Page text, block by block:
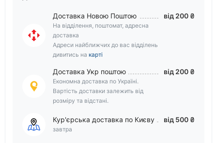
Доставка Новою Поштою
На відділення, поштомат, адресна
доставка
Адреси найближчих до вас відділень
дивитись на карті
від 200 ₴
Доставка Укр поштою
Економна доставка по Україні.
Вартість доставки залежить від
розміру та відстані.
від 200 ₴
Кур'єрська доставка по Києву
завтра
від 500 ₴